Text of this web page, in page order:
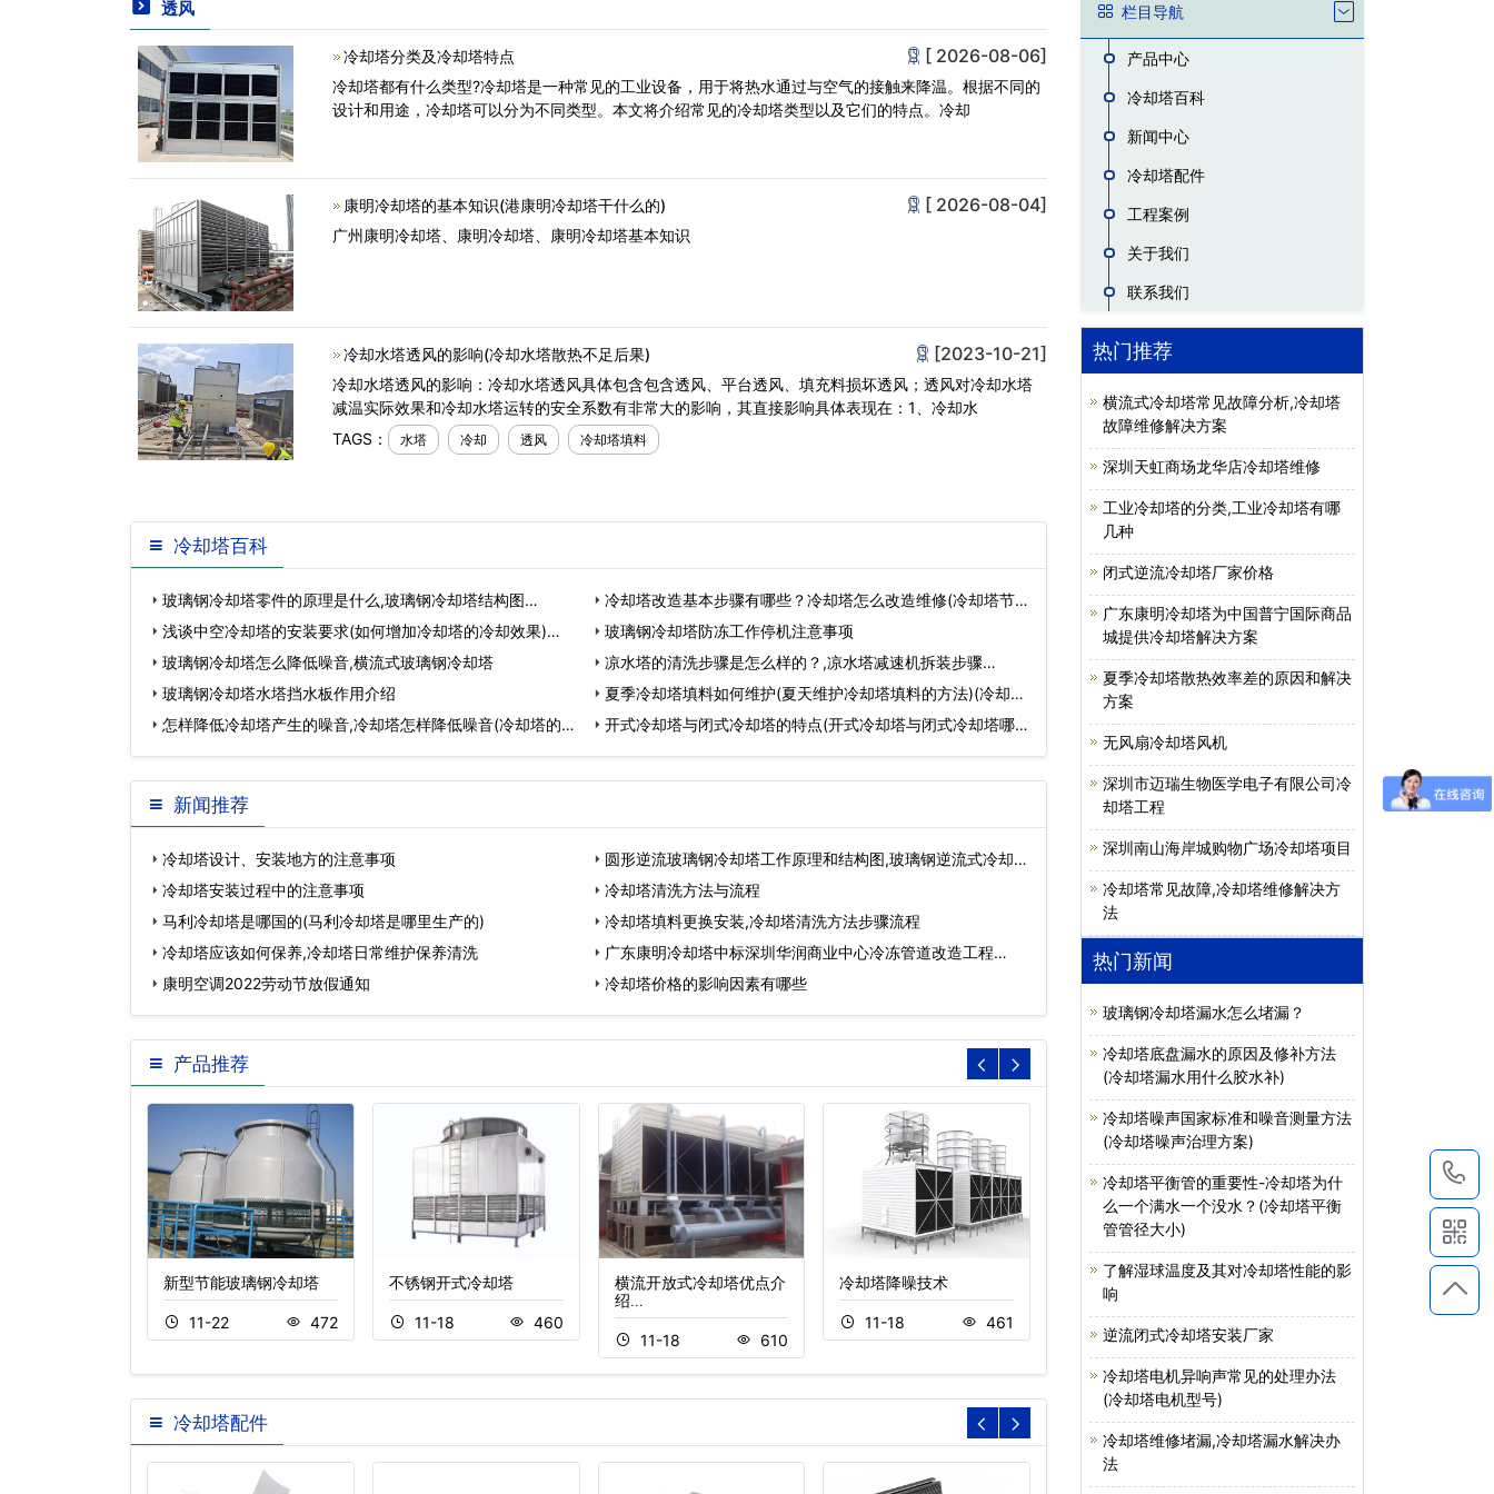
透风
冷却塔分类及冷却塔特点 [ 2026-08-06]
冷却塔都有什么类型?冷却塔是一种常见的工业设备，用于将热水通过与空气的接触来降温。根据不同的
设计和用途，冷却塔可以分为不同类型。本文将介绍常见的冷却塔类型以及它们的特点。冷却
康明冷却塔的基本知识(港康明冷却塔干什么的) [ 2026-08-04]
广州康明冷却塔、康明冷却塔、康明冷却塔基本知识
冷却水塔透风的影响(冷却水塔散热不足后果) [2023-10-21]
冷却水塔透风的影响：冷却水塔透风具体包含包含透风、平台透风、填充料损坏透风；透风对冷却水塔
减温实际效果和冷却水塔运转的安全系数有非常大的影响，其直接影响具体表现在：1、冷却水
TAGS：
水塔 冷却 透风 冷却塔填料
冷却塔百科
玻璃钢冷却塔零件的原理是什么,玻璃钢冷却塔结构图…
冷却塔改造基本步骤有哪些？冷却塔怎么改造维修(冷却塔节能
改造方案)…
浅谈中空冷却塔的安装要求(如何增加冷却塔的冷却效果)…
玻璃钢冷却塔防冻工作停机注意事项
玻璃钢冷却塔怎么降低噪音,横流式玻璃钢冷却塔
凉水塔的清洗步骤是怎么样的？,凉水塔减速机拆装步骤…
玻璃钢冷却塔水塔挡水板作用介绍
夏季冷却塔填料如何维护(夏天维护冷却塔填料的方法)(冷却塔
填料厂家)…
怎样降低冷却塔产生的噪音,冷却塔怎样降低噪音(冷却塔的流
量怎样选择)…
开式冷却塔与闭式冷却塔的特点(开式冷却塔与闭式冷却塔哪个
节能)…
新闻推荐
冷却塔设计、安装地方的注意事项
圆形逆流玻璃钢冷却塔工作原理和结构图,玻璃钢逆流式冷却
塔…
冷却塔安装过程中的注意事项
冷却塔清洗方法与流程
马利冷却塔是哪国的(马利冷却塔是哪里生产的)
冷却塔填料更换安装,冷却塔清洗方法步骤流程
冷却塔应该如何保养,冷却塔日常维护保养清洗
广东康明冷却塔中标深圳华润商业中心冷冻管道改造工程…
康明空调2022劳动节放假通知
冷却塔价格的影响因素有哪些
产品推荐
新型节能玻璃钢冷却塔
11-22 472
不锈钢开式冷却塔
11-18 460
横流开放式冷却塔优点介
绍…
11-18 610
冷却塔降噪技术
11-18 461
圆形冷却塔,玻璃钢冷却
塔,节能冷…
03-18 322
玻璃钢开式冷却塔
11-18
冷却塔配件
栏目导航
产品中心
冷却塔百科
新闻中心
冷却塔配件
工程案例
关于我们
联系我们
热门推荐
横流式冷却塔常见故障分析,冷却塔
故障维修解决方案
深圳天虹商场龙华店冷却塔维修
工业冷却塔的分类,工业冷却塔有哪
几种
闭式逆流冷却塔厂家价格
广东康明冷却塔为中国普宁国际商品
城提供冷却塔解决方案
夏季冷却塔散热效率差的原因和解决
方案
无风扇冷却塔风机
深圳市迈瑞生物医学电子有限公司冷
却塔工程
深圳南山海岸城购物广场冷却塔项目
冷却塔常见故障,冷却塔维修解决方
法
热门新闻
玻璃钢冷却塔漏水怎么堵漏？
冷却塔底盘漏水的原因及修补方法
(冷却塔漏水用什么胶水补)
冷却塔噪声国家标准和噪音测量方法
(冷却塔噪声治理方案)
冷却塔平衡管的重要性-冷却塔为什
么一个满水一个没水？(冷却塔平衡
管管径大小)
了解湿球温度及其对冷却塔性能的影
响
逆流闭式冷却塔安装厂家
冷却塔电机异响声常见的处理办法
(冷却塔电机型号)
冷却塔维修堵漏,冷却塔漏水解决办
法